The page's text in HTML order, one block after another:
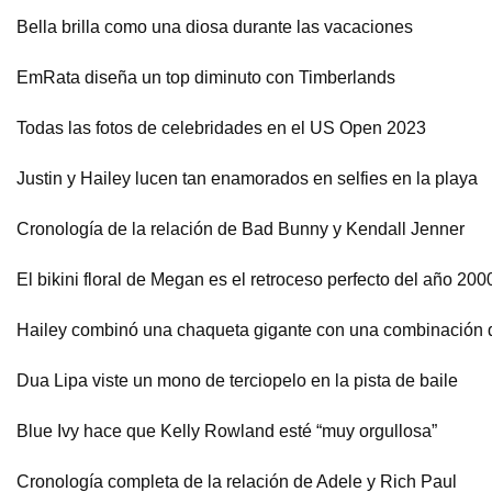
Bella brilla como una diosa durante las vacaciones
EmRata diseña un top diminuto con Timberlands
Todas las fotos de celebridades en el US Open 2023
Justin y Hailey lucen tan enamorados en selfies en la playa
Cronología de la relación de Bad Bunny y Kendall Jenner
El bikini floral de Megan es el retroceso perfecto del año
Hailey combinó una chaqueta gigante con una combinación
Dua Lipa viste un mono de terciopelo en la pista de baile
Blue Ivy hace que Kelly Rowland esté “muy orgullosa”
Cronología completa de la relación de Adele y Rich Paul